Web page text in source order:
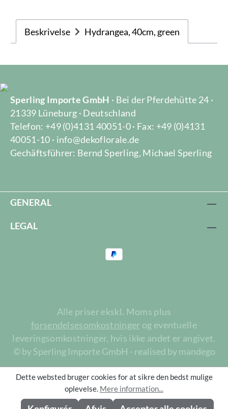
Beskrivelse Hydrangea, 40cm, green
Sperling Importe GmbH · Bei der Pferdehütte 24 ·
21339 Lüneburg · Deutschland
Telefon: +49 (0)4131 40051-0 · Fax: +49 (0)4131
40051-10 · info@dekoflorale.de
Gechäftsführer: Bernd Sperling, Michael Sperling
GENERAL
LEGAL
Alle priser ekskl. Moms plus
forsendelsesomkostninger og eventuelle
leveringsomkostninger, hvis ikke andet er angivet.
© by Sperling Importe GmbH - realised by mandego
Dette websted bruger cookies for at sikre den bedst mulige
oplevelse. Mere information...